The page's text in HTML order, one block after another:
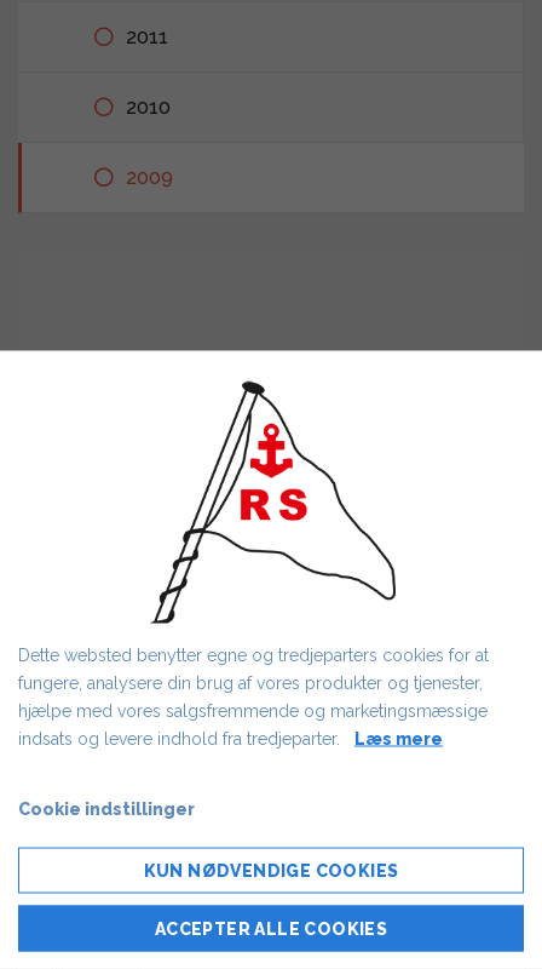
2011
2010
2009
VHF DSC KURSUS (CRS
CERTIFIKAT)
AF FLEMMING MERRILD 28/05/2019
VHF DSC kursus (CRS certifikat)
Start tirsdag d. 23.3.2010 kl. 19
13.4.2010
Afslutning 20.4.2010
Radioprøve 22.4.2010 (Søfartsstyrelsens
radioprøve finder sted i Holstebro)
Pris:
Dette websted benytter egne og tredjeparters cookies for at
fungere, analysere din brug af vores produkter og tjenester,
hjælpe med vores salgsfremmende og marketingsmæssige
indsats og levere indhold fra tredjeparter. Læs mere
Cookie indstillinger
KUN NØDVENDIGE COOKIES
ACCEPTER ALLE COOKIES